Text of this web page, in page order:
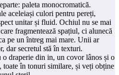
paleta monocromatică.
aceleiași culori pentru pereți,
unitar și fluid. Ochiul nu se mai
fragmentează spațiul, ci alunecă
pe un întreg mai mare. Unii ar
dar secretul stă în texturi.
draperie din in, un covor lânos și o
toate în tonuri similare, și veți obține